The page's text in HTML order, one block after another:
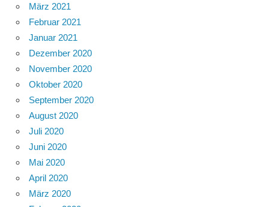
März 2021
Februar 2021
Januar 2021
Dezember 2020
November 2020
Oktober 2020
September 2020
August 2020
Juli 2020
Juni 2020
Mai 2020
April 2020
März 2020